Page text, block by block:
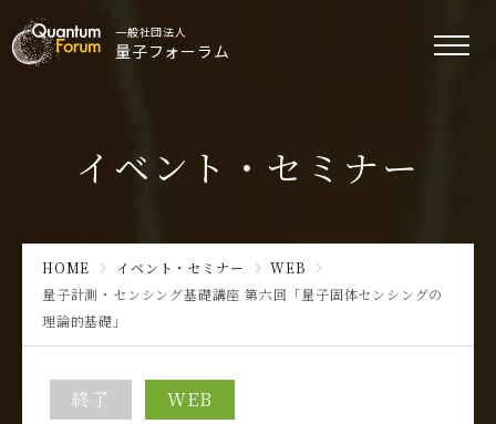
一般社団法人
量子フォーラム
イベント・セミナー
HOME イベント・セミナー
WEB
量子計測・センシング基礎講座 第六回「量子固体センシングの
理論的基礎」
終了 WEB